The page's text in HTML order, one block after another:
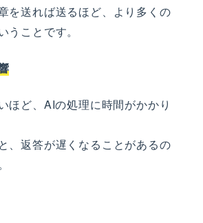
を送れば送るほど、より多くの
うことです。
ほど、AIの処理に時間がかかり
、返答が遅くなることがあるの